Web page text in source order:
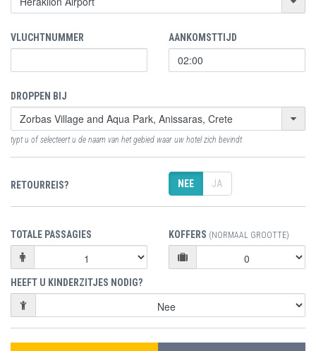
VLUCHTNUMMER AANKOMSTTIJD
DROPPEN BIJ
typt u of selecteert u de naam van het gebied waar uw hotel zich bevindt
RETOURREIS? NEE JA
TOTALE PASSAGIES KOFFERS (NORMAAL GROOTTE)
HEEFT U KINDERZITJES NODIG?